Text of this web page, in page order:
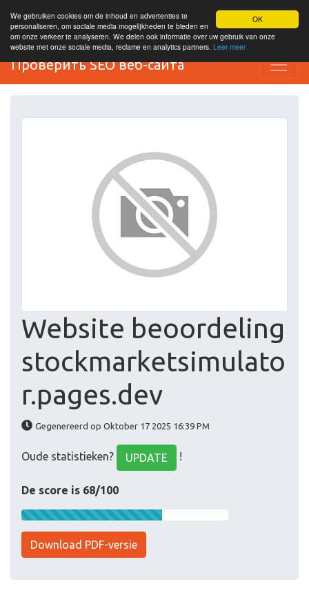
OK
We gebruiken cookies om de inhoud en advertenties te
personaliseren, om sociale media mogelijkheden te bieden en
om onze verkeer te analyseren. We delen ook informatie over uw gebruik van onze
website met onze sociale media, reclame en analytics partners. Leer meer
Проверить SEO веб-сайта
Website beoordeling
stockmarketsimulato
r.pages.dev
Gegenereerd op Oktober 17 2025 16:39 PM
Oude statistieken? UPDATE !
De score is 68/100
Download PDF-versie